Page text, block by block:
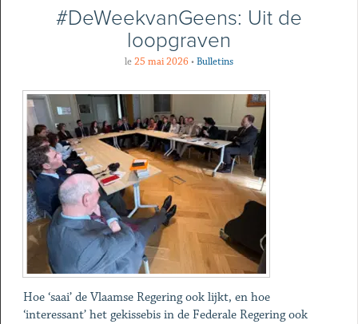
#DeWeekvanGeens: Uit de
loopgraven
le25 mai 2026•Bulletins
Hoe ‘saai’ de Vlaamse Regering ook lijkt, en hoe
‘interessant’ het gekissebis in de Federale Regering ook